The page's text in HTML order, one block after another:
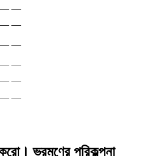
— —
— —
— —
— —
— —
— —
ভ্রমণের পরিকল্পনা